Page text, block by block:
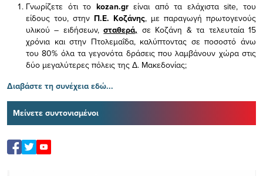
Γνωρίζετε ότι το kozan.gr είναι από τα ελάχισταsite, του
είδους του, στην Π.Ε. Κοζάνης, με παραγωγή πρωτογενούς
υλικού – ειδήσεων,σταθερά, σε Κοζάνη & τα τελευταία 15
χρόνια και στην Πτολεμαΐδα, καλύπτοντας σε ποσοστό άνω
του 80% όλα τα γεγονότα δράσεις που λαμβάνουν χώρα στις
δύο μεγαλύτερες πόλεις της Δ. Μακεδονίας;
Διαβάστε τη συνέχεια εδώ...
Μείνετε συντονισμένοι